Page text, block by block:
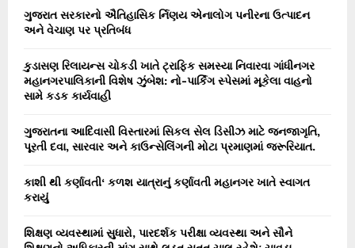
ગુજરાત સરકારનો ઐતિહાસિક ર્નિણય એનાલોગ પનીરના ઉત્પાદન
અને વેચાણ પર પ્રતિબંધ
કુડાસણ રિલાયન્સ ચોકડી ખાતે ટ્રાફિક સમસ્યા નિવારવા ગાંધીનગર
મહાનગરપાલિકાની વિશેષ ઝુંબેશ: નો-પાર્કિંગ સ્પેસમાં મૂકેલા વાહનો
સામે કડક કાર્યવાહી
ગુજરાતના આદિવાસી વિસ્તારમાં સિકલ સેલ ડિસીઝ માટે જનજાગૃતિ,
પૂરતી દવા, સારવાર અને કાઉન્સેલિંગની મોટા પ્રમાણમાં જરૂરિયાત.
કાશી થી કર્ણાવતી‘ કળશ યાત્રાનું કર્ણાવતી મહાનગર ખાતે સ્વાગત
કરાયું
શિક્ષણ વ્યવસ્થામાં સુધારો, પારદર્શક પરીક્ષા વ્યવસ્થા અને સૌને